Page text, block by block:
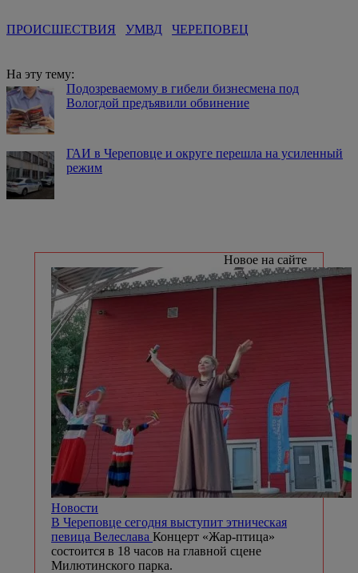
ПРОИСШЕСТВИЯ УМВД ЧЕРЕПОВЕЦ
На эту тему:
Подозреваемому в гибели бизнесмена под
Вологдой предъявили обвинение
ГАИ в Череповце и округе перешла на усиленный
режим
Новое на сайте
Новости
В Череповце сегодня выступит этническая
певица Велеслава Концерт «Жар-птица»
состоится в 18 часов на главной сцене
Милютинского парка.